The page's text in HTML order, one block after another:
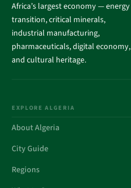
Africa’s largest economy — energy
transition, critical minerals,
industrial manufacturing,
pharmaceuticals, digital economy,
and cultural heritage.
EXPLORE ALGERIA
About Algeria
City Guide
Regions